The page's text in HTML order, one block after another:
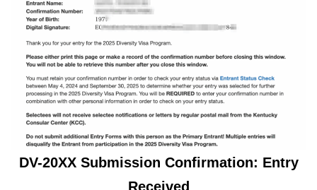
DV-20XX Submission Confirmation: Entry
Received